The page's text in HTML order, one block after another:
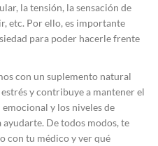
la tensión, la sensación de
etc. Por ello, es importante
para poder hacerle frente
con un suplemento natural
y contribuye a mantener el
y los niveles de
De todos modos, te
con tu médico y ver qué